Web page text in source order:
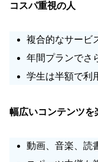
コスパ重視の人
複合的なサービ
年間プランでさ
学生は半額で利
幅広いコンテンツを
動画、音楽、読